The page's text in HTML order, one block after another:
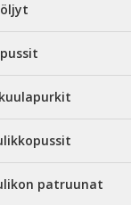
patruunat